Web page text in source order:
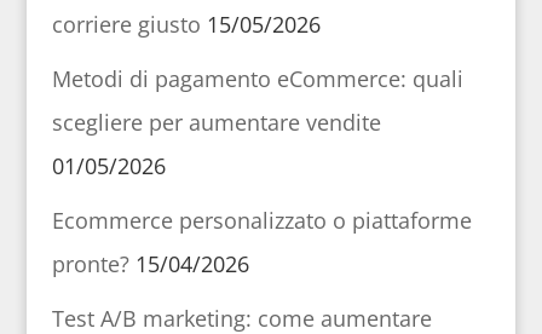
corriere giusto 15/05/2026
Metodi di pagamento eCommerce: quali
scegliere per aumentare vendite
01/05/2026
Ecommerce personalizzato o piattaforme
pronte? 15/04/2026
Test A/B marketing: come aumentare